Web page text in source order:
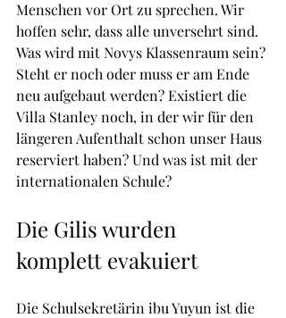
Menschen vor Ort zu sprechen. Wir
hoffen sehr, dass alle unversehrt sind.
Was wird mit Novys Klassenraum sein?
Steht er noch oder muss er am Ende
neu aufgebaut werden? Existiert die
Villa Stanley noch, in der wir für den
längeren Aufenthalt schon unser Haus
reserviert haben? Und was ist mit der
internationalen Schule?
Die Gilis wurden
komplett evakuiert
Die Schulsekretärin ibu Yuyun ist die